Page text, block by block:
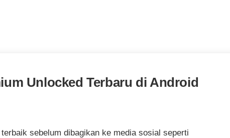
Unlocked Terbaru di Android
sebelum dibagikan ke media sosial seperti